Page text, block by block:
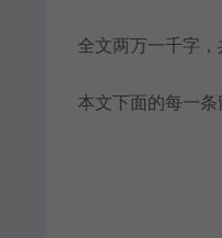
全文两万一千字
本文下面的每一条